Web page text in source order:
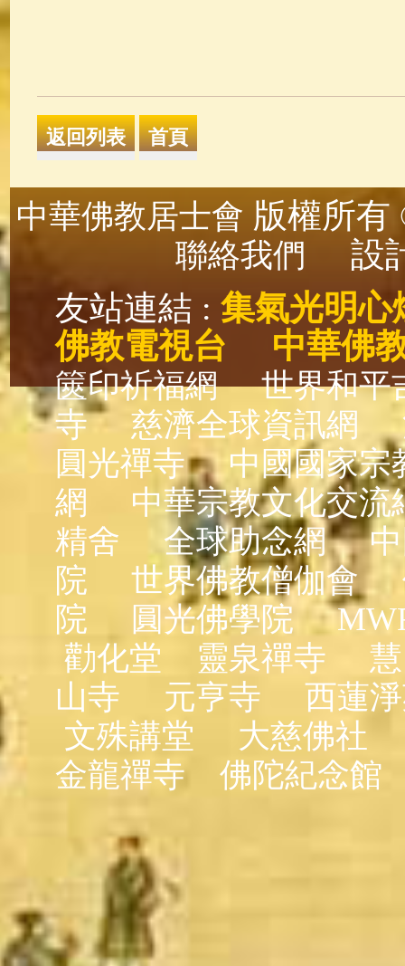
中華佛教居士會 版權所
聯絡我們
設
友站連結 : 集氣光明心
佛教電視台
中華佛
篋印祈福網
世界和平
寺
慈濟全球資訊網
圓光禪寺
中國國家宗
網
中華宗教文化交流
精舍
全球助念網
院
世界佛教僧伽會
院
圓光佛學院
勸化堂
靈泉禪寺
山寺
元亨寺
西蓮
文殊講堂
大慈佛社
金龍禪寺
佛陀紀念館